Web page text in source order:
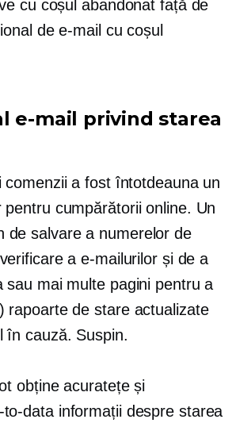
cu coșul abandonat față de
de e-mail cu coșul
e-mail privind starea
comenzii a fost întotdeauna un
pentru cumpărătorii online. Un
de salvare a numerelor de
a e-mailurilor și de a
sau mai multe pagini pentru a
rapoarte de stare actualizate
în cauză. Suspin.
obține acuratețe și
to-datainformații despre starea